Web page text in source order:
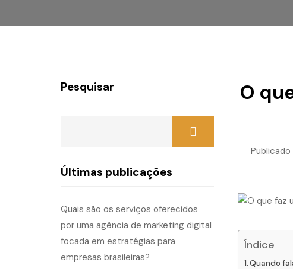
O
Publicado
Índice
Quando
Pesquisar
Últimas publicações
Quais são os serviços oferecidos
por uma agência de marketing digital
focada em estratégias para
empresas brasileiras?